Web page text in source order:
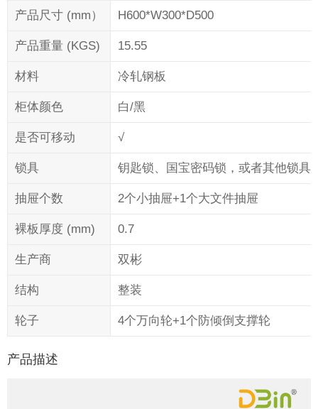
产品尺寸 (mm） H600*W300*D500
产品重量 (KGS) 15.55
材料 冷轧钢板
柜体颜色 白/黑
是否可移动 √
锁具 钥匙锁、国宝密码锁，或者其他锁具
抽屉个数 2个小抽屉+1个大文件抽屉
裸板厚度 (mm) 0.7
生产商 双彬
结构 整装
轮子 4个万向轮+1个防倾倒支撑轮
产品描述